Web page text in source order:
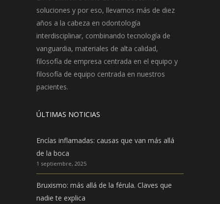
soluciones y por eso, llevamos más de diez
años a la cabeza en odontología
interdisciplinar, combinando tecnología de
vanguardia, materiales de alta calidad,
filosofía de empresa centrada en el equipo y
filosofía de equipo centrada en nuestros
pacientes.
ÚLTIMAS NOTICIAS
Encías inflamadas: causas que van más allá
de la boca
1 septiembre, 2025
Bruxismo: más allá de la férula. Claves que
nadie te explica